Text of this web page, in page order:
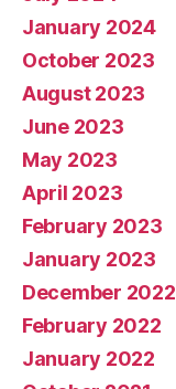
January 2024
October 2023
August 2023
June 2023
May 2023
April 2023
February 2023
January 2023
December 2022
February 2022
January 2022